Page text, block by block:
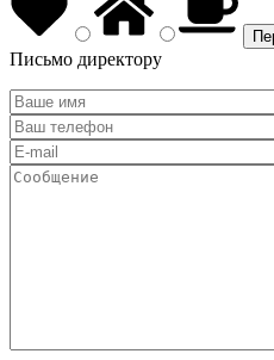
Письмо директору